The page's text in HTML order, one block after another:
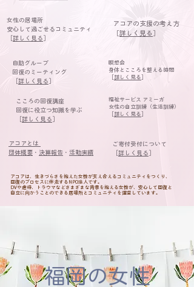
女性の居場所
安心して過ごせるコミュニティ
詳しく見る
アコアの支援の考え方
［詳しく見る ］
自助グループ
回復のミーティング
詳しく見る
瞑想会
身体とこころを整える時間
詳しく見る
こころの回復講座
回復に役立つ知識を学ぶ
詳しく見る
福祉サービス アミーガ
女性の自立訓練（生活訓練）
詳しく見る
アコアとは
団体概要 ・ 決算報告 ・ 活動実績
ご寄付受付について
詳しく見る
アコアは、生きづらさを抱えた女性が支え合えるコミュニティをつくり、
回復のプロセスに伴走するNPO法人です。
DVや虐待、トラウマなどさまざまな背景を抱える女性が、安心して回復と
自立に向かうことのできる居場所とコミュニティを運営しています。
福岡の女性